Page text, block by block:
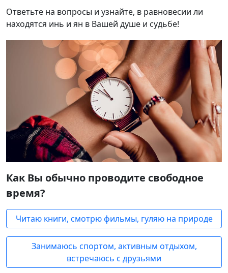
Ответьте на вопросы и узнайте, в равновесии ли
находятся инь и ян в Вашей душе и судьбе!
Как Вы обычно проводите свободное
время?
Читаю книги, смотрю фильмы, гуляю на природе
Занимаюсь спортом, активным отдыхом,
встречаюсь с друзьями